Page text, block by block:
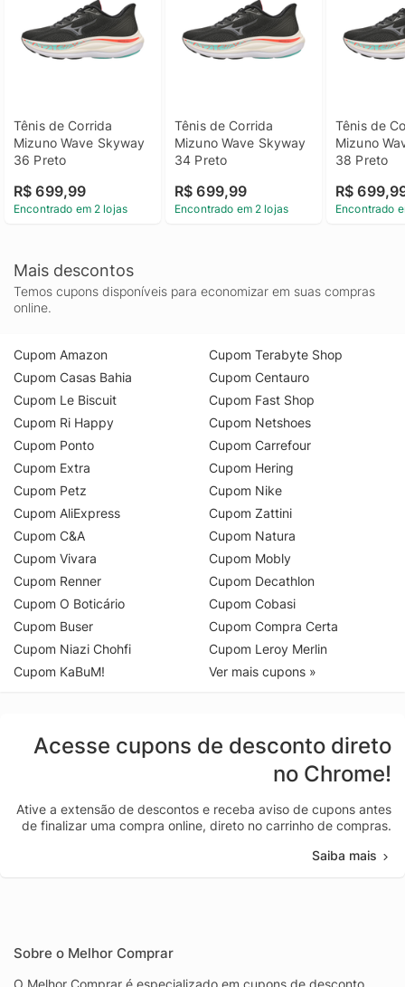
Tênis de Corrida
Mizuno Wave Skyway
36 Preto
R$ 699,99
Encontrado em 2 lojas
Tênis de Corrida
Mizuno Wave Skyway
34 Preto
R$ 699,99
Encontrado em 2 lojas
Tênis de
Mizuno
38 Preto
R$
Encontrado
Mais descontos
Temos cupons disponíveis para economizar em suas compras
online.
Cupom Amazon
Cupom Casas Bahia
Cupom Le Biscuit
Cupom Ri Happy
Cupom Ponto
Cupom Extra
Cupom Petz
Cupom AliExpress
Cupom C&A
Cupom Vivara
Cupom Renner
Cupom O Boticário
Cupom Buser
Cupom Niazi Chohfi
Cupom KaBuM!
Cupom Terabyte Shop
Cupom Centauro
Cupom Fast Shop
Cupom Netshoes
Cupom Carrefour
Cupom Hering
Cupom Nike
Cupom Zattini
Cupom Natura
Cupom Mobly
Cupom Decathlon
Cupom Cobasi
Cupom Compra Certa
Cupom Leroy Merlin
Ver mais cupons »
Acesse cupons de desconto direto
no Chrome!
Ative a extensão de descontos e receba aviso de cupons antes
de finalizar uma compra online, direto no carrinho de compras.
Saiba mais
Sobre o Melhor Comprar
O Melhor Comprar é especializado em cupons de desconto,